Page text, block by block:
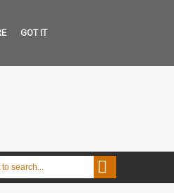
GOT IT